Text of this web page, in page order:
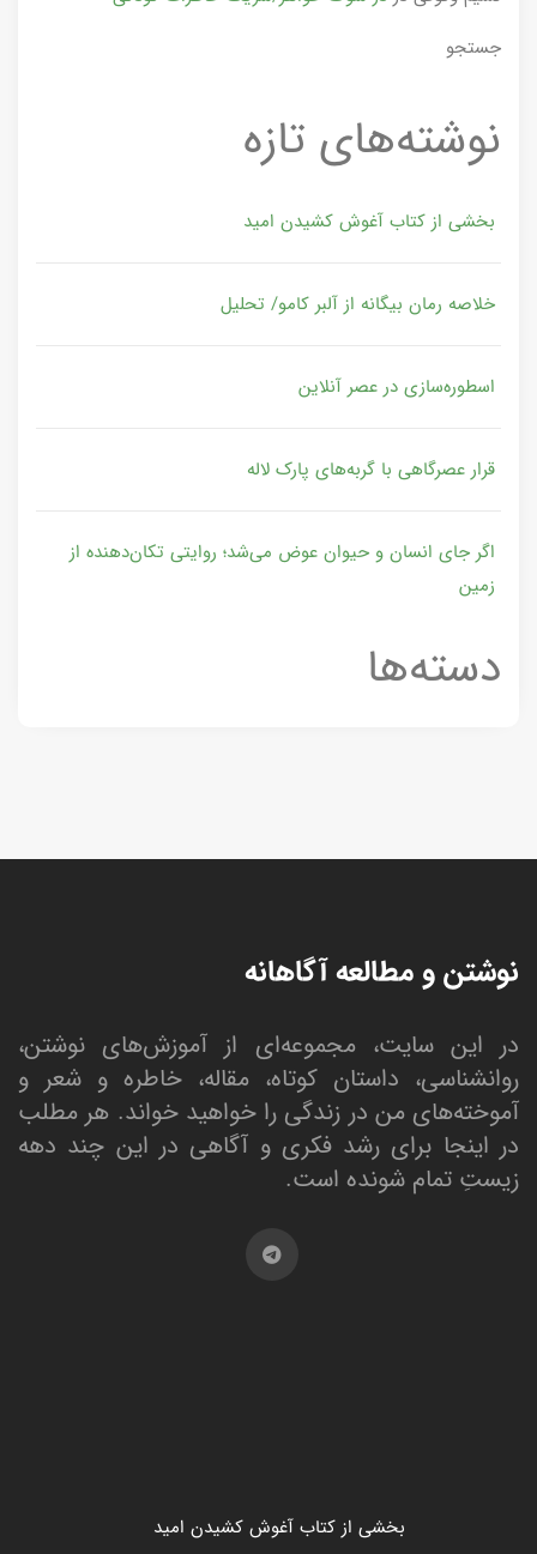
جستجو
نوشته‌های تازه
بخشی از کتاب آغوش کشیدن امید
خلاصه رمان بیگانه از آلبر کامو/ تحلیل
اسطوره‌سازی در عصر آنلاین
قرار عصرگاهی با گربه‌های پارک لاله
اگر جای انسان و حیوان عوض می‌شد؛ روایتی تکان‌دهنده از
زمین
دسته‌ها
نوشتن و مطالعه آگاهانه
در این سایت، مجموعه‌ای از آموزش‌های نوشتن،
روانشناسی، داستان کوتاه، مقاله، خاطره و شعر و
آموخته‌های من در زندگی را خواهید خواند. هر مطلب
در اینجا برای رشد فکری و آگاهی در این چند دهه
زیستِ تمام شونده است.
بخشی از کتاب آغوش کشیدن امید